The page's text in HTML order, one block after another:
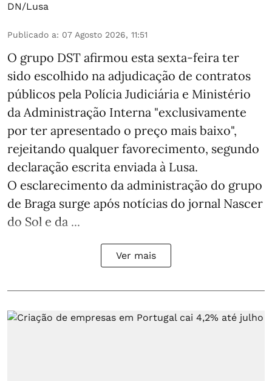
DN/Lusa
Publicado a: 07 Agosto 2026, 11:51
O grupo DST afirmou esta sexta-feira ter
sido escolhido na adjudicação de contratos
públicos pela Polícia Judiciária e Ministério
da Administração Interna "exclusivamente
por ter apresentado o preço mais baixo",
rejeitando qualquer favorecimento, segundo
declaração escrita enviada à Lusa.
O esclarecimento da administração do grupo
de Braga surge após notícias do jornal Nascer
do Sol e da ...
Ver mais